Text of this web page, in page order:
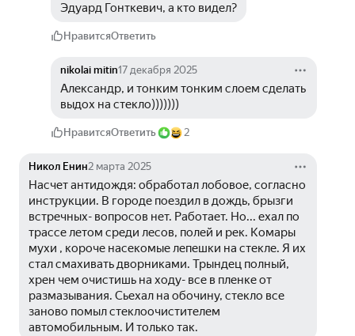
Эдуард Гонткевич, а кто видел?
НравитсяОтветить
nikolai mitin17 декабря 2025
Александр, и тонким тонким слоем сделать
выдох на стекло)))))))
НравитсяОтветить 2
Никол Енин2 марта 2025
Насчет антидождя: обработал лобовое, согласно
инструкции. В городе поездил в дождь, брызги
встречных- вопросов нет. Работает. Но... ехал по
трассе летом среди лесов, полей и рек. Комары
мухи , короче насекомые лепешки на стекле. Я их
стал смахивать дворниками. Трындец полный,
хрен чем очистишь на ходу- все в пленке от
размазывания. Сьехал на обочину, стекло все
заново помыл стеклоочистителем
автомобильным. И только так.